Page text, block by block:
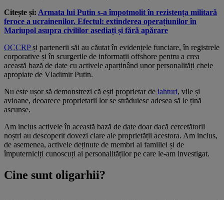
Citește și: Armata lui Putin s-a împotmolit în rezistența militară
feroce a ucrainenilor. Efectul: extinderea operațiunilor în
Mariupol asupra civililor asediați și fără apărare
OCCRPși partenerii săi au căutat în evidențele funciare, în registrele
corporative și în scurgerile de informații offshore pentru a crea
această bază de date cu activele aparținând unor personalități cheie
apropiate de Vladimir Putin.
Nu este ușor să demonstrezi că ești proprietar de iahturi, vile și
avioane, deoarece proprietarii lor se străduiesc adesea să le țină
ascunse.
Am inclus activele în această bază de date doar dacă cercetătorii
noștri au descoperit dovezi clare ale proprietății acestora. Am inclus,
de asemenea, activele deținute de membri ai familiei și de
împuterniciți cunoscuți ai personalităților pe care le-am investigat.
Cine sunt oligarhii?